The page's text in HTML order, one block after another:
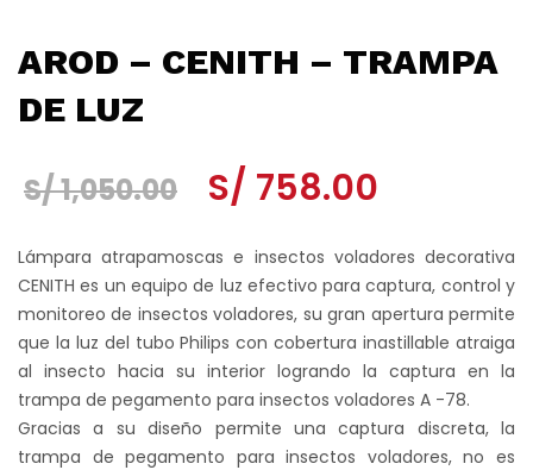
AROD – CENITH – TRAMPA
DE LUZ
S/1,050.00
El
original
era:
S/ 1,050.00.
S/ 758.00
actual
es:
S/ 758.00.
Lámpara atrapamoscas e insectos voladores decorativa
CENITH es un equipo de luz efectivo para captura, control y
monitoreo de insectos voladores, su gran apertura permite
que la luz del tubo Philips con cobertura inastillable atraiga
al insecto hacia su interior logrando la captura en la
trampa de pegamento para insectos voladores A -78.
Gracias a su diseño permite una captura discreta, la
trampa de pegamento para insectos voladores, no es